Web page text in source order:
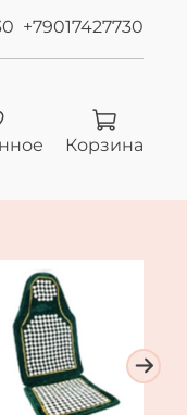
+79017427730
Корзина